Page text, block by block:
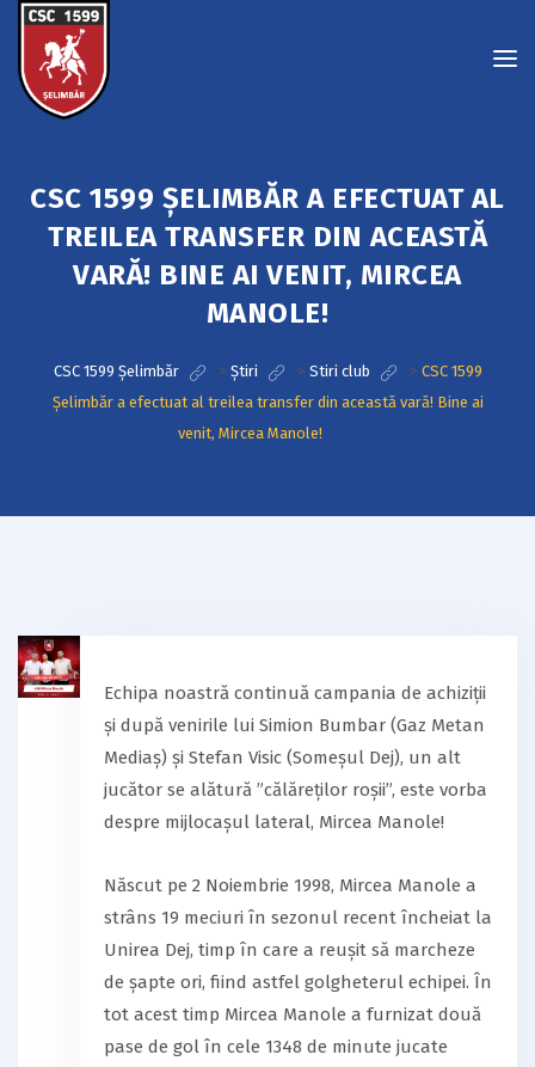
CSC 1599 ȘELIMBĂR A EFECTUAT AL
TREILEA TRANSFER DIN ACEASTĂ
VARĂ! BINE AI VENIT, MIRCEA
MANOLE!
CSC 1599 Șelimbăr > Știri > Stiri club > CSC 1599
Șelimbăr a efectuat al treilea transfer din această vară! Bine ai
venit, Mircea Manole!
Echipa noastră continuă campania de achiziții
și după venirile lui Simion Bumbar (Gaz Metan
Mediaș) și Stefan Visic (Someșul Dej), un alt
jucător se alătură ”călăreților roșii”, este vorba
despre mijlocașul lateral, Mircea Manole!
Născut pe 2 Noiembrie 1998, Mircea Manole a
strâns 19 meciuri în sezonul recent încheiat la
Unirea Dej, timp în care a reușit să marcheze
de șapte ori, fiind astfel golgheterul echipei. În
tot acest timp Mircea Manole a furnizat două
pase de gol în cele 1348 de minute jucate